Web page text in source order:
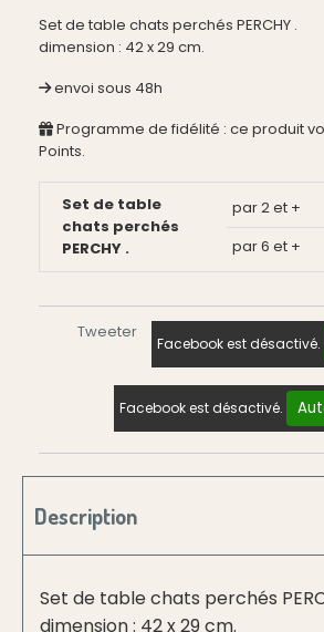
Set de table chats perchés PERCHY .
dimension : 42 x 29 cm.
envoi sous 48h
Programme de fidélité : ce produit
Points.
Set de table
chats perchés
PERCHY .
par 2 et +
par 6 et +
Tweeter
Facebook est désactivé.
Facebook est désactivé.
Description
Set de table chats perchés
dimension : 42 x 29 cm.